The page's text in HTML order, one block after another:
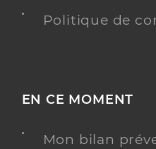
Politique de
EN CE MOMENT
Mon bilan